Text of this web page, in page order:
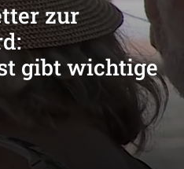
zur
gibt wichtige